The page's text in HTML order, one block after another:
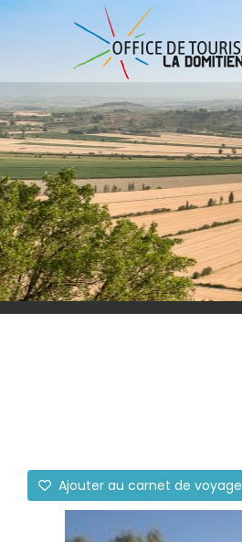
Ajouter au carnet de voyage